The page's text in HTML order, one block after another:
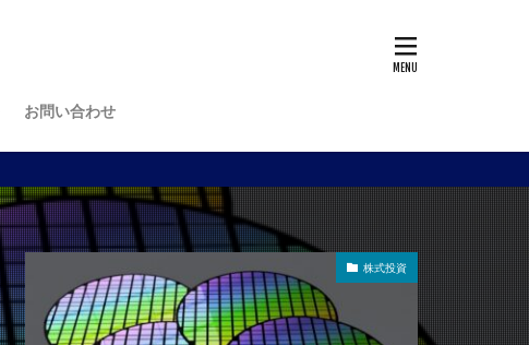
お問い合わせ
株式投資